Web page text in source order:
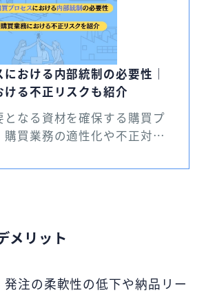
おける内部統制の必要性｜
ける不正リスクも紹介
となる資材を確保する購買プ
購買業務の適性化や不正対策
ん。 今回は、購買プロセスに
きる購買管理システムにつ
メリット
注の柔軟性の低下や納品リー